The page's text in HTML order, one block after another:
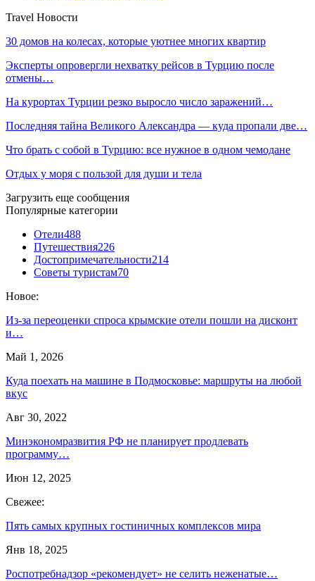
Travel Новости
30 домов на колесах, которые уютнее многих квартир
Эксперты опровергли нехватку рейсов в Турцию после
отмены…
На курортах Турции резко выросло число заражений…
Последняя тайна Великого Александра — куда пропали две…
Что брать с собой в Турцию: все нужное в одном чемодане
Отдых у моря с пользой для души и тела
Загрузить еще сообщения
Популярные категории
Отели488
Путешествия226
Достопримечательности214
Советы туристам70
Новое:
Из-за переоценки спроса крымские отели пошли на дисконт
и…
Май 1, 2026
Куда поехать на машине в Подмосковье: маршруты на любой
вкус
Авг 30, 2022
Минэкономразвития РФ не планирует продлевать
программу…
Июн 12, 2025
Свежее:
Пять самых крупных гостиничных комплексов мира
Янв 18, 2025
Роспотребнадзор «рекомендует» не селить неженатые…